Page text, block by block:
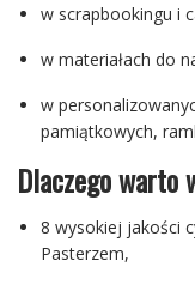
w scrapbookingu i
w materiałach do
w
pamiątkowych,
Dlaczego warto
8 wysokiej jakości
Pasterzem,